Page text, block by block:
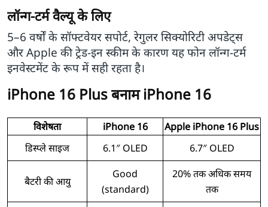
लॉन्ग-टर्म वैल्यू के लिए
5–6 वर्षों के सॉफ्टवेयर सपोर्ट, रेगुलर सिक्योरिटी अपडेट्स
और Apple की ट्रेड-इन स्कीम के कारण यह फोन लॉन्ग-टर्म
इनवेस्टमेंट के रूप में सही रहता है।
iPhone 16 Plus बनाम iPhone 16
विशेषता iPhone 16
Apple iPhone 16 Plus
डिस्प्ले साइज
6.1″ OLED 6.7″ OLED
बैटरी की आयु
Good
(standard)
20% तक अधिक समय
तक